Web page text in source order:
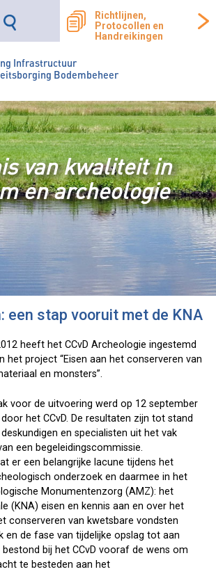
Infrastructuur
Bodembeheer
Richtlijnen,
Protocollen en
Handreikingen
van kwaliteit in
en archeologie
een stap vooruit met de KNA
heeft het CCvD Archeologie ingestemd
het project “Eisen aan het conserveren van
en monsters”.
voor de uitvoering werd op 12 september
het CCvD. De resultaten zijn tot stand
en specialisten uit het vak
een begeleidingscommissie.
er een belangrijke lacune tijdens het
onderzoek en daarmee in het
Monumentenzorg (AMZ): het
(KNA) eisen en kennis aan en over het
conserveren van kwetsbare vondsten
en de fase van tijdelijke opslag tot aan
bestond bij het CCvD vooraf de wens om
te besteden aan het